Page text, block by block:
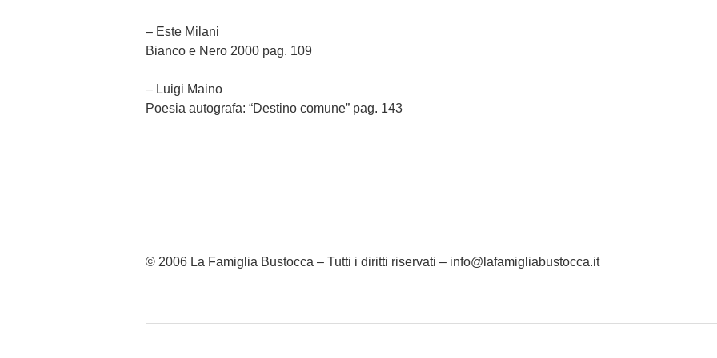
– Este Milani
Bianco e Nero 2000 pag. 109
– Luigi Maino
Poesia autografa: “Destino comune” pag. 143
© 2006 La Famiglia Bustocca – Tutti i diritti riservati – info@lafamigliabustocca.it